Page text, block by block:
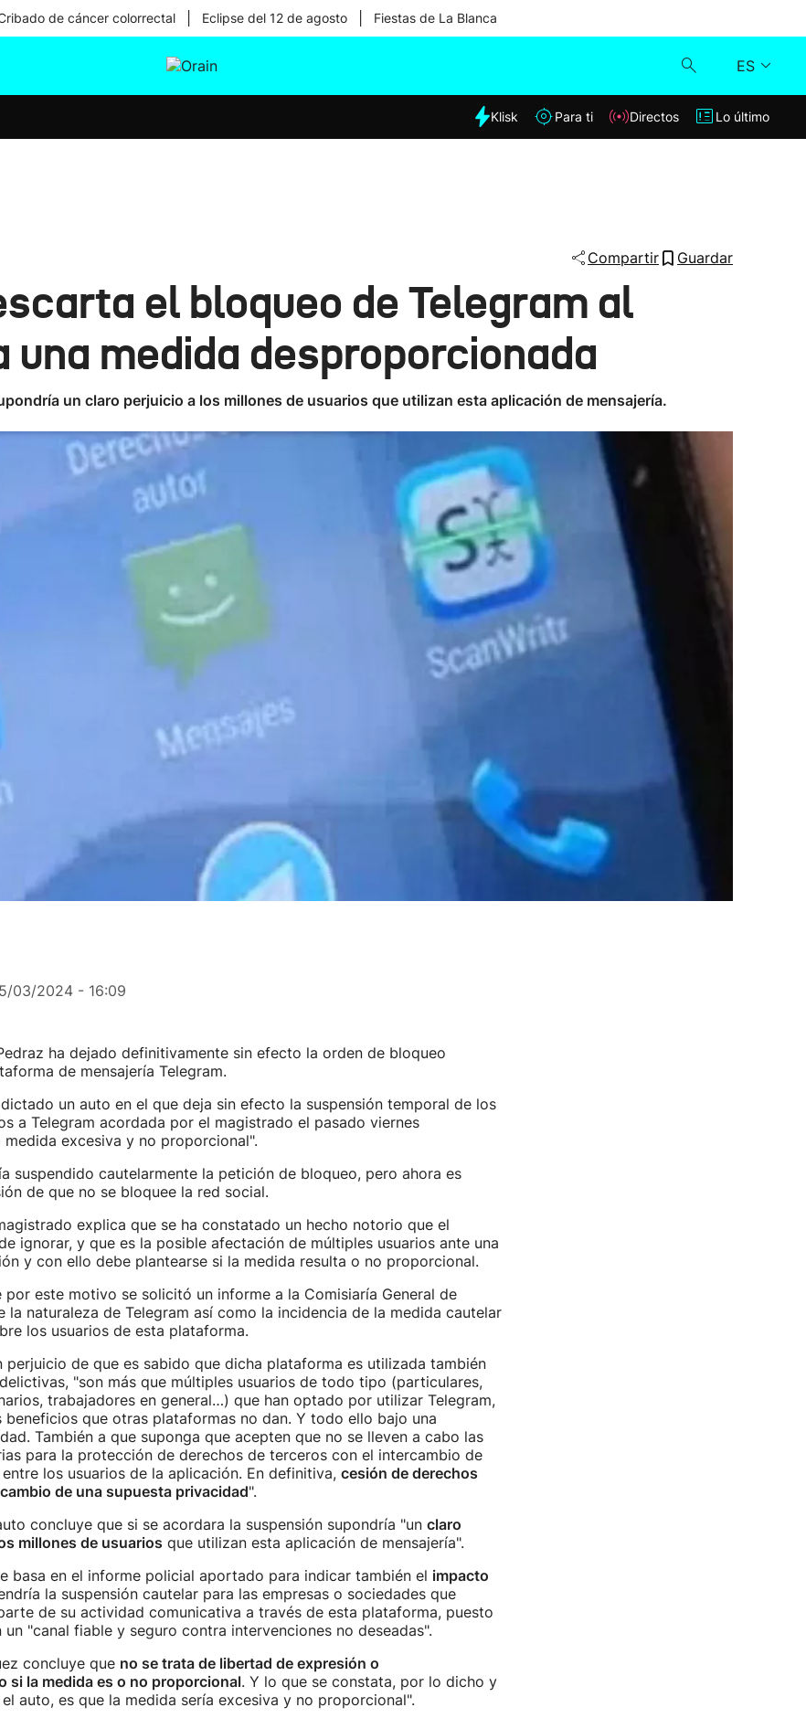
de cáncer colorrectal Eclipse del 12 de agosto Fiestas de La Blanca
ES
Klisk
Klisk Para ti Directos Lo último
Compartir Guardar
el bloqueo de Telegram al
una medida desproporcionada
un claro perjuicio a los millones de usuarios que utilizan esta aplicación de mensajería.
03/2024 - 16:09
ha dejado definitivamente sin efecto la orden de bloqueo
de mensajería Telegram.
un auto en el que deja sin efecto la suspensión temporal de los
a Telegram acordada por el magistrado el pasado viernes
medida excesiva y no proporcional".
suspendido cautelarmente la petición de bloqueo, pero ahora es
de que no se bloquee la red social.
explica que se ha constatado un hecho notorio que el
ignorar, y que es la posible afectación de múltiples usuarios ante una
y con ello debe plantearse si la medida resulta o no proporcional.
por este motivo se solicitó un informe a la Comisiaría General de
la naturaleza de Telegram así como la incidencia de la medida cautelar
los usuarios de esta plataforma.
perjuicio de que es sabido que dicha plataforma es utilizada también
"son más que múltiples usuarios de todo tipo (particulares,
trabajadores en general…) que han optado por utilizar Telegram,
beneficios que otras plataformas no dan. Y todo ello bajo una
También a que suponga que acepten que no se lleven a cabo las
para la protección de derechos de terceros con el intercambio de
los usuarios de la aplicación. En definitiva, cesión de derechos
de una supuesta privacidad".
concluye que si se acordara la suspensión supondría "un claro
millones de usuarios que utilizan esta aplicación de mensajería".
basa en el informe policial aportado para indicar también el impacto
la suspensión cautelar para las empresas o sociedades que
de su actividad comunicativa a través de esta plataforma, puesto
un "canal fiable y seguro contra intervenciones no deseadas".
concluye que no se trata de libertad de expresión o
si la medida es o no proporcional. Y lo que se constata, por lo dicho y
auto, es que la medida sería excesiva y no proporcional".